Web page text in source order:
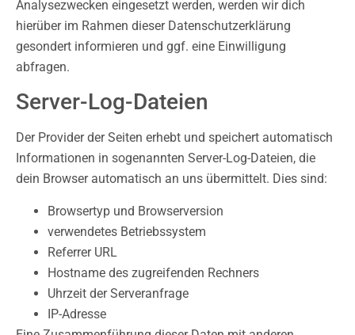
Analysezwecken eingesetzt werden, werden wir dich
hierüber im Rahmen dieser Datenschutzerklärung
gesondert informieren und ggf. eine Einwilligung
abfragen.
Server-Log-Dateien
Der Provider der Seiten erhebt und speichert automatisch
Informationen in sogenannten Server-Log-Dateien, die
dein Browser automatisch an uns übermittelt. Dies sind:
Browsertyp und Browserversion
verwendetes Betriebssystem
Referrer URL
Hostname des zugreifenden Rechners
Uhrzeit der Serveranfrage
IP-Adresse